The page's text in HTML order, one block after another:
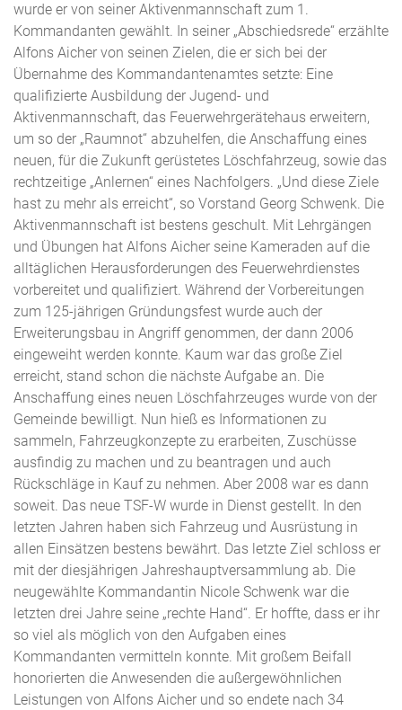
wurde er von seiner Aktivenmannschaft zum 1.
Kommandanten gewählt. In seiner „Abschiedsrede“ erzählte
Alfons Aicher von seinen Zielen, die er sich bei der
Übernahme des Kommandantenamtes setzte: Eine
qualifizierte Ausbildung der Jugend- und
Aktivenmannschaft, das Feuerwehrgerätehaus erweitern,
um so der „Raumnot“ abzuhelfen, die Anschaffung eines
neuen, für die Zukunft gerüstetes Löschfahrzeug, sowie das
rechtzeitige „Anlernen“ eines Nachfolgers. „Und diese Ziele
hast zu mehr als erreicht“, so Vorstand Georg Schwenk. Die
Aktivenmannschaft ist bestens geschult. Mit Lehrgängen
und Übungen hat Alfons Aicher seine Kameraden auf die
alltäglichen Herausforderungen des Feuerwehrdienstes
vorbereitet und qualifiziert. Während der Vorbereitungen
zum 125-jährigen Gründungsfest wurde auch der
Erweiterungsbau in Angriff genommen, der dann 2006
eingeweiht werden konnte. Kaum war das große Ziel
erreicht, stand schon die nächste Aufgabe an. Die
Anschaffung eines neuen Löschfahrzeuges wurde von der
Gemeinde bewilligt. Nun hieß es Informationen zu
sammeln, Fahrzeugkonzepte zu erarbeiten, Zuschüsse
ausfindig zu machen und zu beantragen und auch
Rückschläge in Kauf zu nehmen. Aber 2008 war es dann
soweit. Das neue TSF-W wurde in Dienst gestellt. In den
letzten Jahren haben sich Fahrzeug und Ausrüstung in
allen Einsätzen bestens bewährt. Das letzte Ziel schloss er
mit der diesjährigen Jahreshauptversammlung ab. Die
neugewählte Kommandantin Nicole Schwenk war die
letzten drei Jahre seine „rechte Hand“. Er hoffte, dass er ihr
so viel als möglich von den Aufgaben eines
Kommandanten vermitteln konnte. Mit großem Beifall
honorierten die Anwesenden die außergewöhnlichen
Leistungen von Alfons Aicher und so endete nach 34